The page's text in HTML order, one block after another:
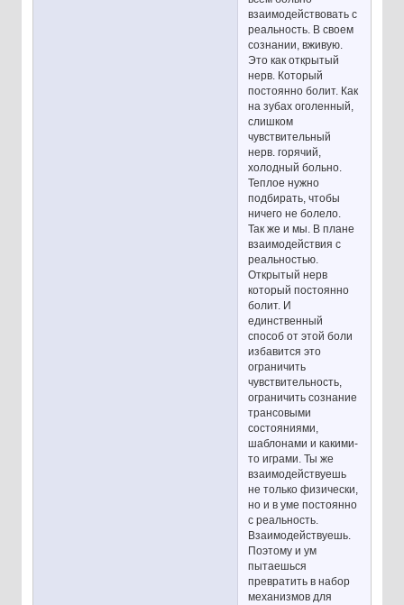
взаимодействовать с
реальность. В своем
сознании, вживую.
Это как открытый
нерв. Который
постоянно болит. Как
на зубах оголенный,
слишком
чувствительный
нерв. горячий,
холодный больно.
Теплое нужно
подбирать, чтобы
ничего не болело.
Так же и мы. В плане
взаимодействия с
реальностью.
Открытый нерв
который постоянно
болит. И
единственный
способ от этой боли
избавится это
ограничить
чувствительность,
ограничить сознание
трансовыми
состояниями,
шаблонами и какими-
то играми. Ты же
взаимодействуешь
не только физически,
но и в уме постоянно
с реальность.
Взаимодействуешь.
Поэтому и ум
пытаешься
превратить в набор
механизмов для